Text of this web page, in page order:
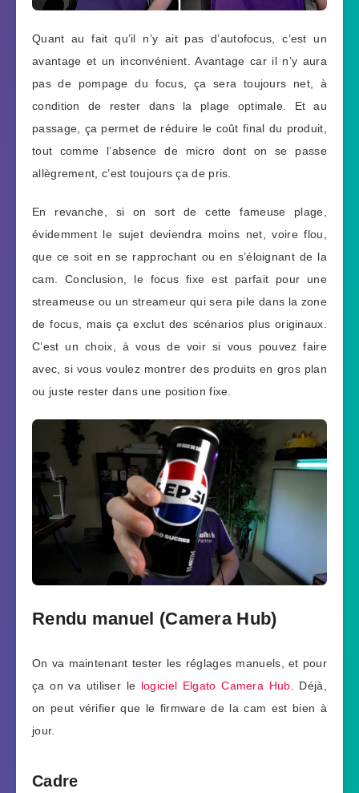
Quant au fait qu’il n’y ait pas d’autofocus, c’est un
avantage et un inconvénient. Avantage car il n’y aura
pas de pompage du focus, ça sera toujours net, à
condition de rester dans la plage optimale. Et au
passage, ça permet de réduire le coût final du produit,
tout comme l’absence de micro dont on se passe
allègrement, c’est toujours ça de pris.
En revanche, si on sort de cette fameuse plage,
évidemment le sujet deviendra moins net, voire flou,
que ce soit en se rapprochant ou en s’éloignant de la
cam. Conclusion, le focus fixe est parfait pour une
streameuse ou un streameur qui sera pile dans la zone
de focus, mais ça exclut des scénarios plus originaux.
C’est un choix, à vous de voir si vous pouvez faire
avec, si vous voulez montrer des produits en gros plan
ou juste rester dans une position fixe.
Rendu manuel (Camera Hub)
On va maintenant tester les réglages manuels, et pour
ça on va utiliser le logiciel Elgato Camera Hub . Déjà,
on peut vérifier que le firmware de la cam est bien à
jour.
Cadre